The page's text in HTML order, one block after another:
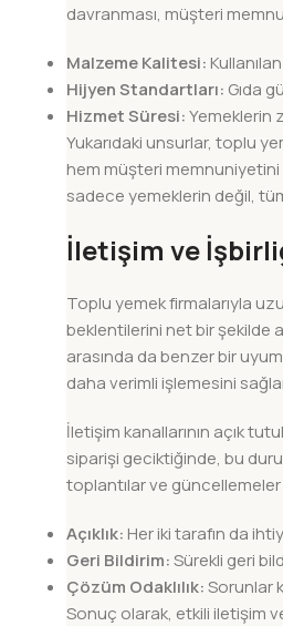
davranması, müşteri
Malzeme Kalitesi:
Hijyen Standartları: Gıda
Hizmet Süresi:Yemeklerin
Yukarıdaki unsurlar, toplu
hem müşteri memnuniyetini
sadece yemeklerin değil,
İletişim ve
Toplu yemek firmalarıyla
beklentilerini net bir şekilde
arasında da benzer bir
daha verimli işlemesini
İletişim kanallarının açık
siparişi geciktiğinde, bu
toplantılar ve güncellemeler
Açıklık: Her iki tarafın da
Geri Bildirim:Sürekli geri
Çözüm Odaklılık:Sorunlar
Sonuç olarak, etkili iletişim